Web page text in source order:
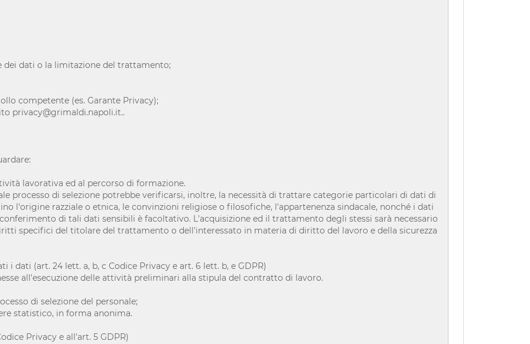
dei dati o la limitazione del trattamento;
competente (es. Garante Privacy);
privacy@grimaldi.napoli.it..
lavorativa ed al percorso di formazione.
processo di selezione potrebbe verificarsi, inoltre, la necessità di trattare categorie particolari di dati di
l'origine razziale o etnica, le convinzioni religiose o filosofiche, l'appartenenza sindacale, nonché i dati
di tali dati sensibili è facoltativo. L'acquisizione ed il trattamento degli stessi sarà necessario
specifici del titolare del trattamento o dell'interessato in materia di diritto del lavoro e della sicurezza
dati (art. 24 lett. a, b, c Codice Privacy e art. 6 lett. b, e GDPR)
all'esecuzione delle attività preliminari alla stipula del contratto di lavoro.
di selezione del personale;
statistico, in forma anonima.
Privacy e all'art. 5 GDPR)